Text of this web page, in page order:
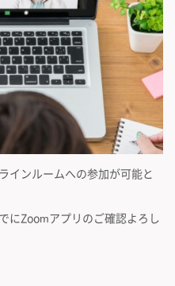
インルームへの参加が可能と
にZoomアプリのご確認よろし